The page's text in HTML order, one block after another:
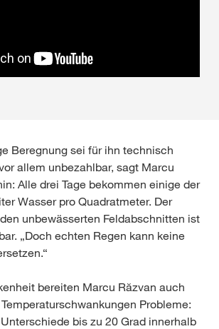
Beregnung sei für ihn technisch
allem unbezahlbar, sagt Marcu
Alle drei Tage bekommen einige der
Wasser pro Quadratmeter. Der
unbewässerten Feldabschnitten ist
„Doch echten Regen kann keine
bereiten Marcu Răzvan auch
Probleme:
bis zu 20 Grad innerhalb